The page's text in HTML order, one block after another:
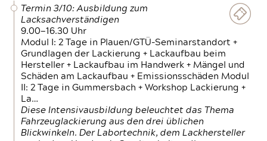
Termin 3/10: Ausbildung zum
Lacksachverständigen
9.00—16.30 Uhr
Modul I: 2 Tage in Plauen/GTÜ-Seminarstandort +
Grundlagen der Lackierung + Lackaufbau beim
Hersteller + Lackaufbau im Handwerk + Mängel und
Schäden am Lackaufbau + Emissionsschäden Modul
II: 2 Tage in Gummersbach + Workshop Lackierung +
La…
Diese Intensivausbildung beleuchtet das Thema
Fahrzeuglackierung aus den drei üblichen
Blickwinkeln. Der Labortechnik, dem Lackhersteller